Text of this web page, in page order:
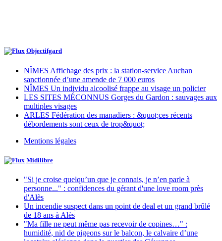
Objectifgard
NÎMES Affichage des prix : la station-service Auchan
sanctionnée d’une amende de 7 000 euros
NÎMES Un individu alcoolisé frappe au visage un policier
LES SITES MÉCONNUS Gorges du Gardon : sauvages aux
multiples visages
ARLES Fédération des manadiers : &quot;ces récents
débordements sont ceux de trop&quot;
Mentions légales
Midilibre
"Si je croise quelqu’un que je connais, je n’en parle à
personne..." : confidences du gérant d'une love room près
d'Alès
Un incendie suspect dans un point de deal et un grand brûlé
de 18 ans à Alès
"Ma fille ne peut même pas recevoir de copines…" :
humidité, nid de pigeons sur le balcon, le calvaire d’une